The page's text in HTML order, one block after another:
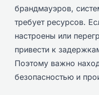
брандмауэров,
требует ресурсов.
настроены или
привести к
Поэтому важно
безопасностью и